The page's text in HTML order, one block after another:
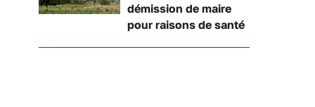
démission de maire
pour raisons de santé